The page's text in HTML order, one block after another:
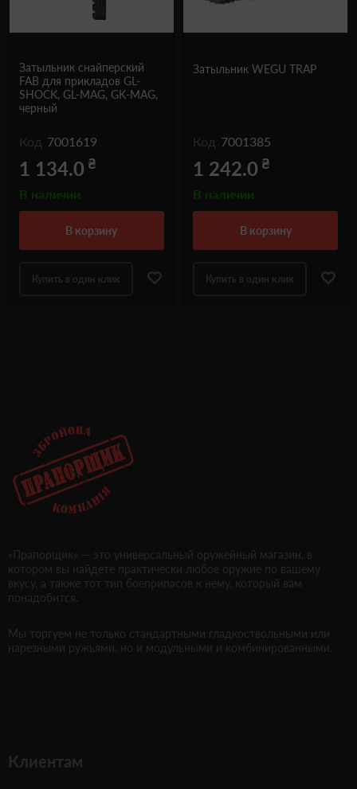
Затыльник снайперский
FAB для прикладов GL-
SHOCK, GL-MAG, GK-MAG,
черный
Код 7001619
1 134.0 ₴
В наличии
в корзину
Купить в один клик
Затыльник WEGU TRAP
Код 7001385
1 242.0 ₴
В наличии
в корзину
Купить в один клик
«Прапорщик» — это универсальный оружейный магазин, в
котором вы найдете практически любое оружие по вашему
вкусу, а также тот тип боеприпасов к нему, который вам
понадобится.
Мы торгуем не только стандартными гладкоствольными или
нарезными ружьями, но и модульными и комбинированными.
Клиентам